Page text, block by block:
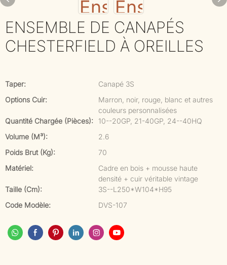
ENSEMBLE DE CANAPÉS
CHESTERFIELD À OREILLES
Taper:
Canapé 3S
Options Cuir:
Marron, noir, rouge, blanc et autres
couleurs personnalisées
Quantité Chargée (pièces):
10--20GP, 21-40GP, 24--40HQ
Volume (m³):
2.6
Poids Brut (kg):
70
Matériel:
Cadre en bois + mousse haute
densité + cuir véritable vintage
Taille (cm):
3S--L250*W104*H95
Code Modèle:
DVS-107